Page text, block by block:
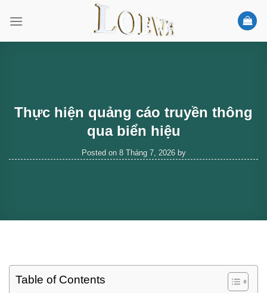
Thực hiện quảng cáo truyền thông
qua biển hiệu
Posted on 8 Tháng 7, 2026by
Table of Contents